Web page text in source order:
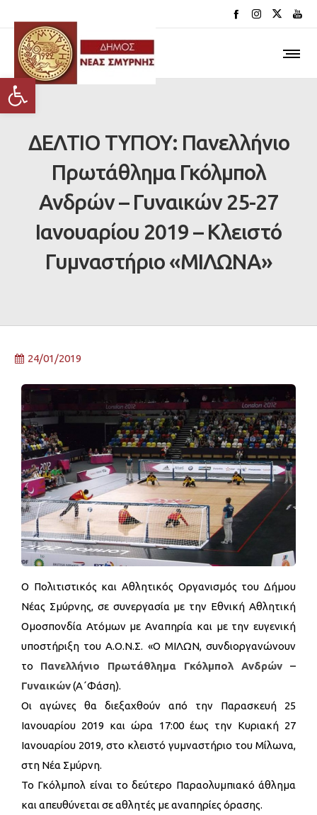
Ανοίξτε τη γραμμή εργαλείων
ΔΕΛΤΙΟ ΤΥΠΟΥ: Πανελλήνιο
Πρωτάθλημα Γκόλμπολ
Ανδρών – Γυναικών 25-27
Ιανουαρίου 2019 – Κλειστό
Γυμναστήριο «ΜΙΛΩΝΑ»
24/01/2019
Ο Πολιτιστικός και Αθλητικός Οργανισμός του Δήμου
Νέας Σμύρνης, σε συνεργασία με την Εθνική Αθλητική
Ομοσπονδία Ατόμων με Αναπηρία και με την ευγενική
υποστήριξη του Α.Ο.Ν.Σ. «Ο ΜΙΛΩΝ, συνδιοργανώνουν
το Πανελλήνιο Πρωτάθλημα Γκόλμπολ Ανδρών –
Γυναικών(Α΄Φάση).
Οι αγώνες θα διεξαχθούν από την Παρασκευή 25
Ιανουαρίου 2019 και ώρα 17:00 έως την Κυριακή 27
Ιανουαρίου 2019, στο κλειστό γυμναστήριο του Μίλωνα,
στη Νέα Σμύρνη.
Το Γκόλμπολ είναι το δεύτερο Παραολυμπιακό άθλημα
και απευθύνεται σε αθλητές με αναπηρίες όρασης.